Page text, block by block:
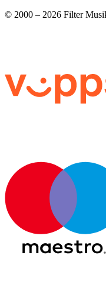
© 2000 – 2026 Filter